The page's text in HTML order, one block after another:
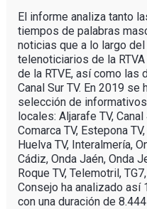
El informe analiza tanto
tiempos de palabras
noticias que a lo largo
telenoticiarios de la
de la RTVE, así como
Canal Sur TV. En 2019
selección de
locales: Aljarafe TV,
Comarca TV, Estepona
Huelva TV, Interalmería,
Cádiz, Onda Jaén, Onda
Roque TV, Telemotril,
Consejo ha analizado así
con una duración de